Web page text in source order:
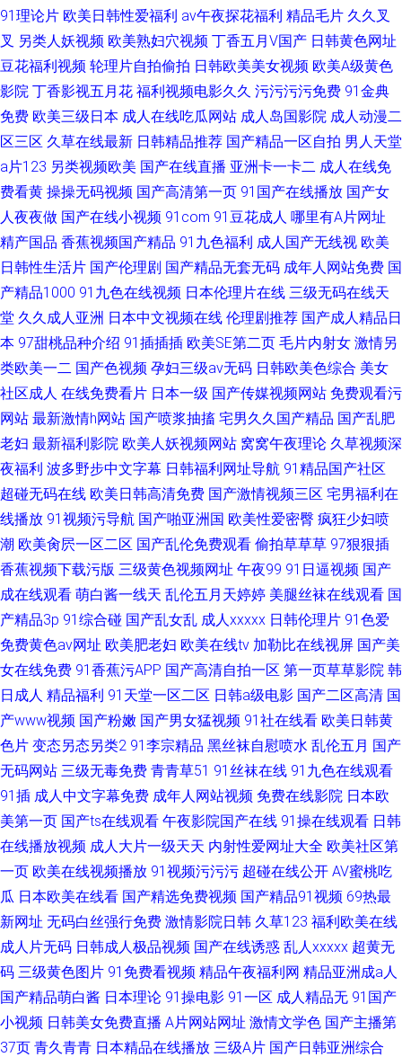
91理论片 欧美日韩性爱福利 av午夜探花福利 精品毛片 久久叉
叉 另类人妖视频 欧美熟妇穴视频 丁香五月V国产 日韩黄色网址
豆花福利视频 轮理片自拍偷拍 日韩欧美美女视频 欧美A级黄色
影院 丁香影视五月花 福利视频电影久久 污污污污免费 91金典
免费 欧美三级日本 成人在线吃瓜网站 成人岛国影院 成人动漫二
区三区 久草在线最新 日韩精品推荐 国产精品一区自拍 男人天堂
a片123 另类视频欧美 国产在线直播 亚洲卡一卡二 成人在线免
费看黄 操操无码视频 国产高清第一页 91国产在线播放 国产女
人夜夜做 国产在线小视频 91com 91豆花成人 哪里有A片网址
精产国品 香蕉视频国产精品 91九色福利 成人国产无线视 欧美
日韩性生活片 国产伦理剧 国产精品无套无码 成年人网站免费 国
产精品1000 91九色在线视频 日本伦理片在线 三级无码在线天
堂 久久成人亚洲 日本中文视频在线 伦理剧推荐 国产成人精品日
本 97甜桃品种介绍 91插插插 欧美SE第二页 毛片内射女 激情另
类欧美一二 国产色视频 孕妇三级av无码 日韩欧美色综合 美女
社区成人 在线免费看片 日本一级 国产传媒视频网站 免费观看污
网站 最新激情h网站 国产喷浆抽搐 宅男久久国产精品 国产乱肥
老妇 最新福利影院 欧美人妖视频网站 窝窝午夜理论 久草视频深
夜福利 波多野步中文字幕 日韩福利网址导航 91精品国产社区
超碰无码在线 欧美日韩高清免费 国产激情视频三区 宅男福利在
线播放 91视频污导航 国产啪亚洲国 欧美性爱密臀 疯狂少妇喷
潮 欧美肏屄一区二区 国产乱伦免费观看 偷拍草草草 97狠狠插
香蕉视频下载污版 三级黄色视频网址 午夜99 91日逼视频 国产
成在线观看 萌白酱一线天 乱伦五月天婷婷 美腿丝袜在线观看 国
产精品3p 91综合碰 国产乱女乱 成人xxxxx 日韩伦理片 91色爱
免费黄色av网址 欧美肥老妇 欧美在线tv 加勒比在线视屏 国产美
女在线免费 91香蕉污APP 国产高清自拍一区 第一页草草影院 韩
日成人 精品福利 91天堂一区二区 日韩a级电影 国产二区高清 国
产www视频 国产粉嫩 国产男女猛视频 91社在线看 欧美日韩黄
色片 变态另态另类2 91李宗精品 黑丝袜自慰喷水 乱伦五月 国产
无码网站 三级无毒免费 青青草51 91丝袜在线 91九色在线观看
91插 成人中文字幕免费 成年人网站视频 免费在线影院 日本欧
美第一页 国产ts在线观看 午夜影院国产在线 91操在线观看 日韩
在线播放视频 成人大片一级天天 内射性爱网址大全 欧美社区第
一页 欧美在线视频播放 91视频污污污 超碰在线公开 AV蜜桃吃
瓜 日本欧美在线看 国产精选免费视频 国产精品91视频 69热最
新网址 无码白丝强行免费 激情影院日韩 久草123 福利欧美在线
成人片无码 日韩成人极品视频 国产在线诱惑 乱人xxxxx 超黄无
码 三级黄色图片 91免费看视频 精品午夜福利网 精品亚洲成a人
国产精品萌白酱 日本理论 91操电影 91一区 成人精品无 91国产
小视频 日韩美女免费直播 A片网站网址 激情文学色 国产主播第
37页 青久青青 日本精品在线播放 三级A片 国产日韩亚洲综合